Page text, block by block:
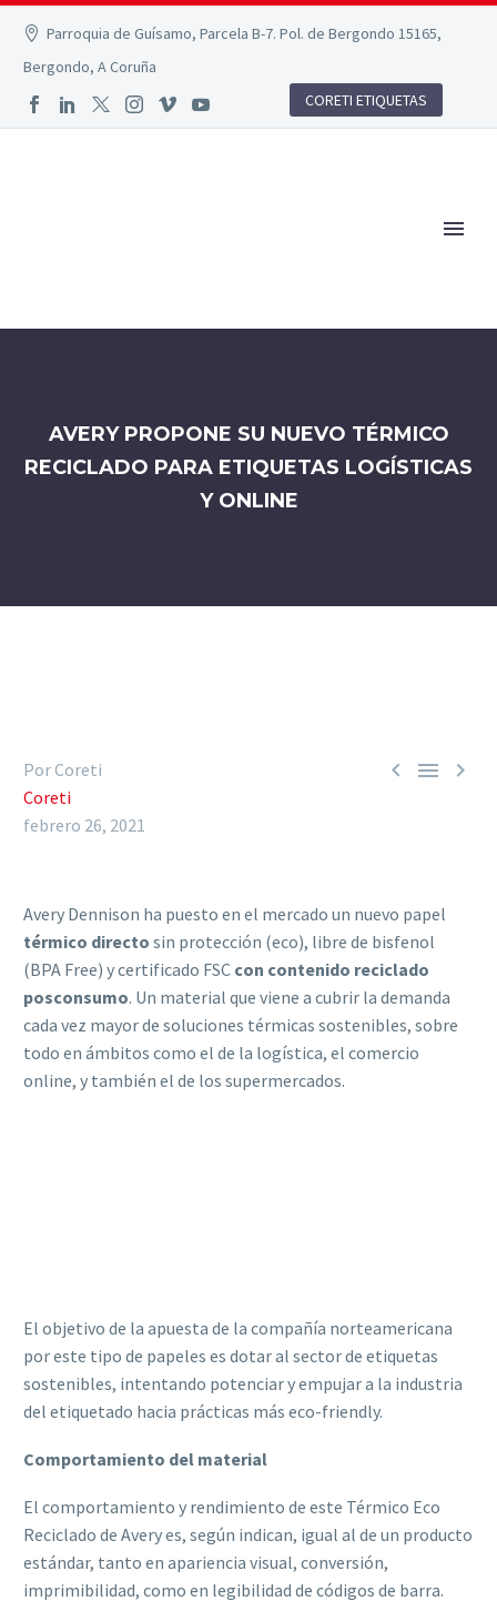
Parroquia de Guísamo, Parcela B-7. Pol. de Bergondo 15165,
Bergondo, A Coruña
CORETI ETIQUETAS
AVERY PROPONE SU NUEVO TÉRMICO
RECICLADO PARA ETIQUETAS LOGÍSTICAS
Y ONLINE
  
Por Coreti
Coreti
febrero 26, 2021
Avery Dennison ha puesto en el mercado un nuevo papel
térmico directo sin protección (eco), libre de bisfenol
(BPA Free) y certificado FSC con contenido reciclado
posconsumo. Un material que viene a cubrir la demanda
cada vez mayor de soluciones térmicas sostenibles, sobre
todo en ámbitos como el de la logística, el comercio
online, y también el de los supermercados.
El objetivo de la apuesta de la compañía norteamericana
por este tipo de papeles es dotar al sector de etiquetas
sostenibles, intentando potenciar y empujar a la industria
del etiquetado hacia prácticas más eco-friendly.
Comportamiento del material
El comportamiento y rendimiento de este Térmico Eco
Reciclado de Avery es, según indican, igual al de un producto
estándar, tanto en apariencia visual, conversión,
imprimibilidad, como en legibilidad de códigos de barra.